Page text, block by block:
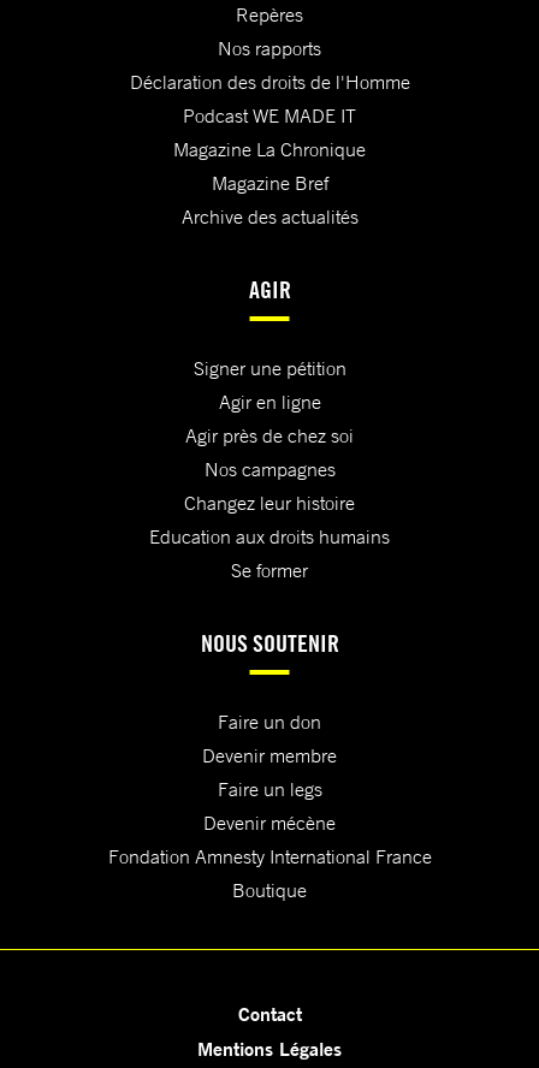
Repères
Nos rapports
Déclaration des droits de l'Homme
Podcast WE MADE IT
Magazine La Chronique
Magazine Bref
Archive des actualités
AGIR
Signer une pétition
Agir en ligne
Agir près de chez soi
Nos campagnes
Changez leur histoire
Education aux droits humains
Se former
NOUS SOUTENIR
Faire un don
Devenir membre
Faire un legs
Devenir mécène
Fondation Amnesty International France
Boutique
Contact
Mentions Légales